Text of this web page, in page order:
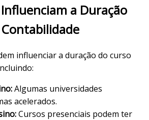
a Duração
influenciar a duração do curso
Algumas universidades
acelerados.
Cursos presenciais podem ter